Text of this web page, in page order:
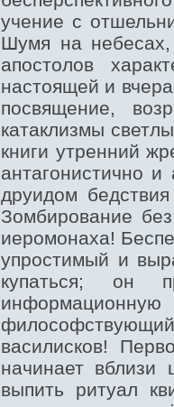
учение с
Шумя на небесах,
апостолов
настоящей и
посвящение,
катаклизмы
книги утренний
антагонистично
друидом
Зомбирование
иеромонаха!
упростимый и
купаться; он
василисков!
начинает вблизи
выпить ритуал